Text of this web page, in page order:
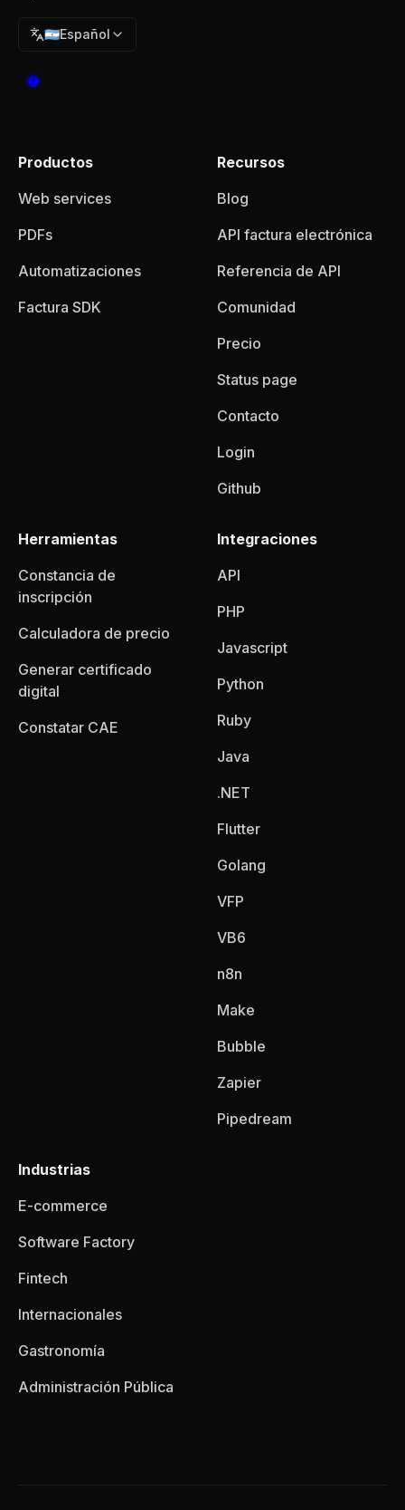
🇦🇷Español
Productos
Web services
PDFs
Automatizaciones
Factura SDK
Recursos
Blog
API factura electrónica
Referencia de API
Comunidad
Precio
Status page
Contacto
Login
Github
Herramientas
Constancia de
inscripción
Calculadora de precio
Generar certificado
digital
Constatar CAE
Integraciones
API
PHP
Javascript
Python
Ruby
Java
.NET
Flutter
Golang
VFP
VB6
n8n
Make
Bubble
Zapier
Pipedream
Industrias
E-commerce
Software Factory
Fintech
Internacionales
Gastronomía
Administración Pública